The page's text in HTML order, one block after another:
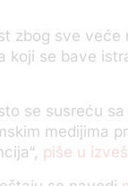
zbog sve veće
koji se bave
se susreću
medijima
piše u